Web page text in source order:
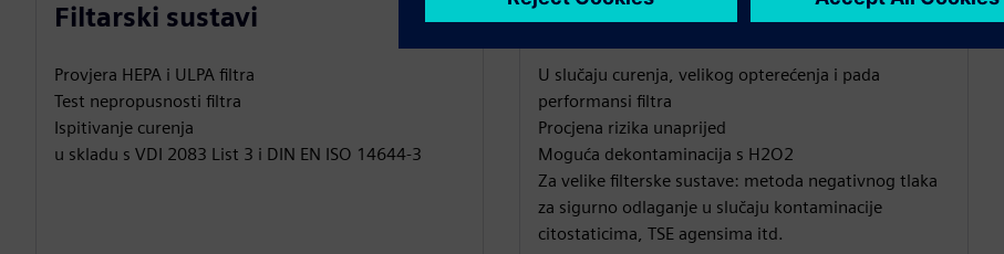
Filtarski sustavi
Provjera HEPA i ULPA filtra
Test nepropusnosti filtra
Ispitivanje curenja
u skladu s VDI 2083 List 3 i DIN EN ISO 14644-3
Promjena filtra
U slučaju curenja, velikog opterećenja i pada
performansi filtra
Procjena rizika unaprijed
Moguća dekontaminacija s H2O2
Za velike filterske sustave: metoda negativnog tlaka
za sigurno odlaganje u slučaju kontaminacije
citostaticima, TSE agensima itd.